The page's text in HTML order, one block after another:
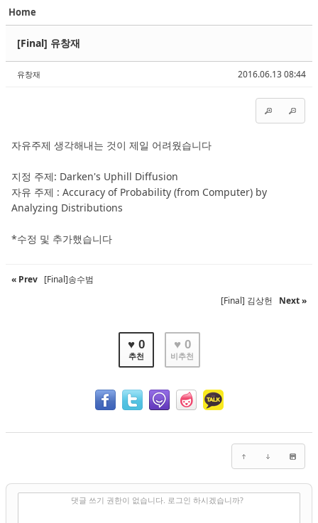
Home
2016.06.13 08:44
[Final] 유창재
유창재
자유주제 생각해내는 것이 제일 어려웠습니다
지정 주제: Darken's Uphill Diffusion
자유 주제 : Accuracy of Probability (from Computer) by
Analyzing Distributions
*수정 및 추가했습니다
« Prev [Final]송수범
[Final] 김상헌
Next »
♥ 0
추천
♥ 0
비추천
댓글 쓰기 권한이 없습니다. 로그인 하시겠습니까?
Sketchbook5, 스케치북5
Sketchbook5, 스케치북5
Sketchbook5, 스케치북5
Sketchbook5, 스케치북5